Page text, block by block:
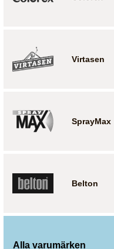
Virtasen
SprayMax
Belton
Alla varumärken